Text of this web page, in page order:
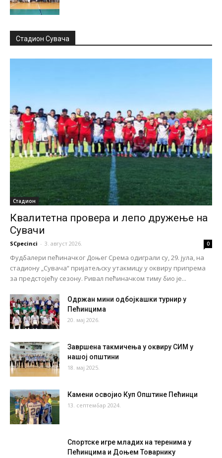
Стадион Сувача
Стадион
Квалитетна провера и лепо дружење на
Сувачи
SCpecinci - 3. август 2026. 0
Фудбалери пећиначког Доњег Срема одиграли су, 29. јула, на
стадиону „Сувача“ пријатељску утакмицу у оквиру припрема
за предстојећу сезону. Ривал пећиначком тиму био је...
Одржан мини одбојкашки турнир у
Пећинцима
20. мај 2026.
Завршена такмичења у оквиру СИМ у
нашој општини
18. мај 2025.
Камени освојио Куп Општине Пећинци
13. септембар 2024.
Спортске игре младих на теренима у
Пећинцима и Доњем Товарнику